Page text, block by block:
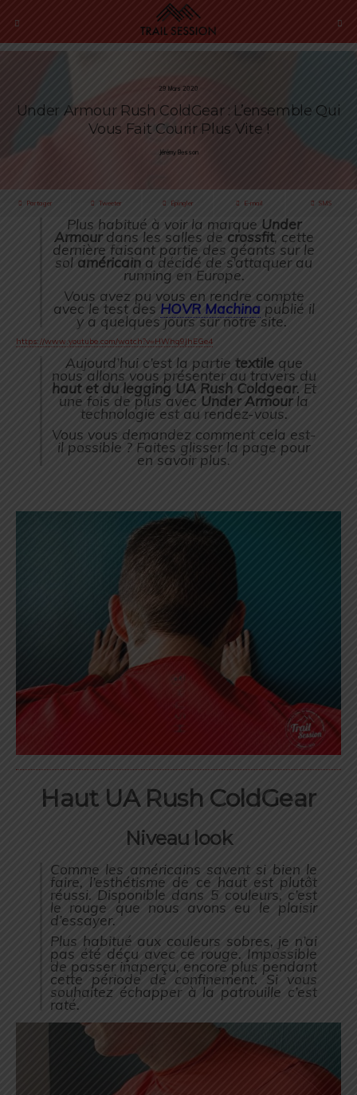
29 Mars 2020
Under Armour Rush ColdGear : L’ensemble Qui
Vous Fait Courir Plus Vite !
Jérémy Besson
Partager Tweeter Épingler E-mail SMS
Plus habitué à voir la marque Under
Armourdans les salles de crossfit, cette
dernière faisant partie des géants sur le
sol américain a décidé de s’attaquer au
running en Europe.
Vous avez pu vous en rendre compte
avec le test des HOVR Machina publié il
y a quelques jours sur notre site.
https://www.youtube.com/watch?v=HWhq9JhEGe4
Aujourd’hui c’est la partie textile que
nous allons vous présenter au travers du
haut et du legging UA Rush Coldgear. Et
une fois de plus avec Under Armourla
technologie est au rendez-vous.
Vous vous demandez comment cela est-
il possible ? Faites glisser la page pour
en savoir plus.
Haut UA Rush ColdGear
Niveau look
Comme les américains savent si bien le
faire, l’esthétisme de ce haut est plutôt
réussi. Disponible dans 5 couleurs, c’est
le rouge que nous avons eu le plaisir
d’essayer.
Plus habitué aux couleurs sobres, je n’ai
pas été déçu avec ce rouge. Impossible
de passer inaperçu, encore plus pendant
cette période de confinement. Si vous
souhaitez échapper à la patrouille c’est
raté.